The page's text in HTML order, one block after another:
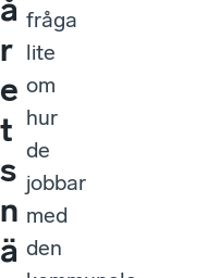
å
r
e
t
s
n
ä
fråga
lite
om
hur
de
jobbar
med
den